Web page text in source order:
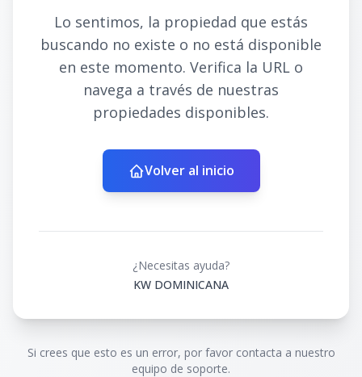
Lo sentimos, la propiedad que estás
buscando no existe o no está disponible
en este momento. Verifica la URL o
navega a través de nuestras
propiedades disponibles.
Volver al inicio
¿Necesitas ayuda?
KW DOMINICANA
Si crees que esto es un error, por favor contacta a nuestro
equipo de soporte.